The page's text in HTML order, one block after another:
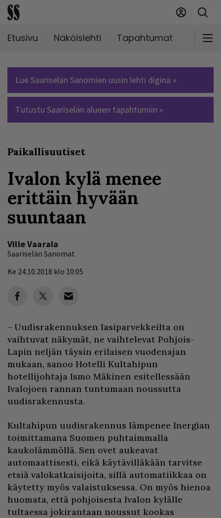
Etusivu Näköislehti Tapahtumat
Lue Saariselän Sanomien uusin lehti diginä »
Tutustu Saariselän alueen tapahtumiin »
Paikallisuutiset
Ivalon kylä menee
erittäin hyvään
suuntaan
Ville Vaarala
Saariselän Sanomat
Ke 24.10.2018 klo 10:05
– Uudisrakennuksen lasiparvekkeilta on
vaihtuvat näkymät, ne vaihtelevat Pohjois-
Lapin neljän täysin erilaisen vuodenajan
mukaan, sanoo Hotelli Kultahipun
hotellijohtaja Ismo Mäkinen esitellessään
Ivalojoen rannan tuntumaan noussutta
uudisrakennusta.
Kultahipun uudisrakennus lämpenee Inergian
toimittamana Suomen puhtaimmalla
kaukolämmöllä. Sen ovet aukeavat
automaattisesti, eikä käytävilläkään tarvitse
etsiä valokatkaisijoita, sillä automatiikkaa on
käytetty myös valaistuksessa. On myös hienoa
huomata, että pohjoisesta Ivalon kylälle
tultaessa jokirantaan noussut kookas